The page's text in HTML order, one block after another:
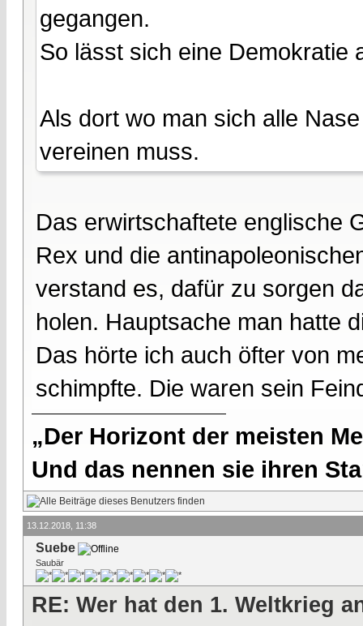
gegangen.
So lässt sich eine Demokratie
Als dort wo man sich alle
vereinen muss.
Das erwirtschaftete englische
Rex und die
verstand es, dafür zu sorgen
holen. Hauptsache man hatte
Das hörte ich auch öfter von
schimpfte. Die waren sein
„Der Horizont der meisten
Und das nennen sie ihren
13.12.2018, 11:38
Suebe
Saubär
RE: Wer hat den 1. Weltkrieg